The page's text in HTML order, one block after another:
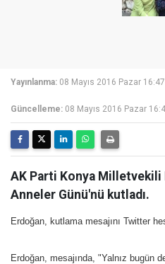
Yayınlanma: 08 Mayıs 2016 Pazar 16:47
Güncelleme: 08 Mayıs 2016 Pazar
AK Parti Konya Milletvekili
Anneler Günü'nü kutladı.
Erdoğan, kutlama mesajını Twitter
Erdoğan, mesajında, "Yalnız bugün